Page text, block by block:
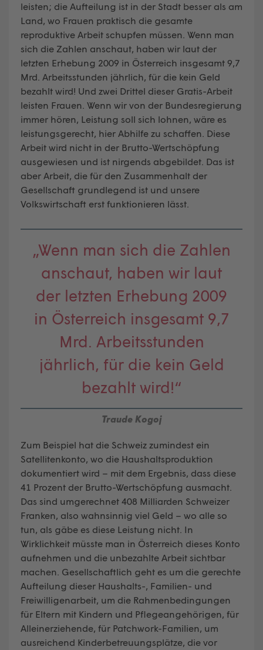
leisten; die Aufteilung ist in der Stadt besser als am
Land, wo Frauen praktisch die gesamte
reproduktive Arbeit schupfen müssen. Wenn man
sich die Zahlen anschaut, haben wir laut der
letzten Erhebung 2009 in Österreich insgesamt 9,7
Mrd. Arbeitsstunden jährlich, für die kein Geld
bezahlt wird! Und zwei Drittel dieser Gratis-Arbeit
leisten Frauen. Wenn wir von der Bundesregierung
immer hören, Leistung soll sich lohnen, wäre es
leistungsgerecht, hier Abhilfe zu schaffen. Diese
Arbeit wird nicht in der Brutto-Wertschöpfung
ausgewiesen und ist nirgends abgebildet. Das ist
aber Arbeit, die für den Zusammenhalt der
Gesellschaft grundlegend ist und unsere
Volkswirtschaft erst funktionieren lässt.
„Wenn man sich die Zahlen
anschaut, haben wir laut
der letzten Erhebung 2009
in Österreich insgesamt 9,7
Mrd. Arbeitsstunden
jährlich, für die kein Geld
bezahlt wird!“
Traude Kogoj
Zum Beispiel hat die Schweiz zumindest ein
Satellitenkonto, wo die Haushaltsproduktion
dokumentiert wird – mit dem Ergebnis, dass diese
41 Prozent der Brutto-Wertschöpfung ausmacht.
Das sind umgerechnet 408 Milliarden Schweizer
Franken, also wahnsinnig viel Geld – wo alle so
tun, als gäbe es diese Leistung nicht. In
Wirklichkeit müsste man in Österreich dieses Konto
aufnehmen und die unbezahlte Arbeit sichtbar
machen. Gesellschaftlich geht es um die gerechte
Aufteilung dieser Haushalts-, Familien- und
Freiwilligenarbeit, um die Rahmenbedingungen
für Eltern mit Kindern und Pflegeangehörigen, für
Alleinerziehende, für Patchwork-Familien, um
ausreichend Kinderbetreuungsplätze, die vor